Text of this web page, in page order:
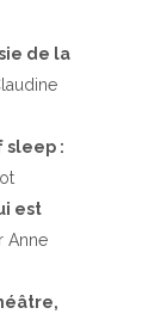
de la
sleep :
est
Anne